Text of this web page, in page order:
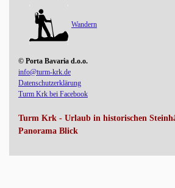
Wandern
© Porta Bavaria d.o.o.
info@turm-krk.de
Datenschutzerklärung
Turm Krk bei Facebook
Turm Krk - Urlaub in historischen
Panorama Blick